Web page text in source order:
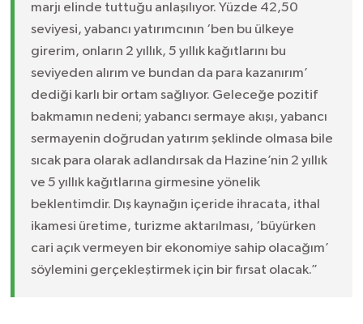
marjı elinde tuttuğu anlaşılıyor. Yüzde 42,50
seviyesi, yabancı yatırımcının ‘ben bu ülkeye
girerim, onların 2 yıllık, 5 yıllık kağıtlarını bu
seviyeden alırım ve bundan da para kazanırım’
dediği karlı bir ortam sağlıyor. Geleceğe pozitif
bakmamın nedeni; yabancı sermaye akışı, yabancı
sermayenin doğrudan yatırım şeklinde olmasa bile
sıcak para olarak adlandırsak da Hazine’nin 2 yıllık
ve 5 yıllık kağıtlarına girmesine yönelik
beklentimdir. Dış kaynağın içeride ihracata, ithal
ikamesi üretime, turizme aktarılması, ‘büyürken
cari açık vermeyen bir ekonomiye sahip olacağım’
söylemini gerçekleştirmek için bir fırsat olacak.”